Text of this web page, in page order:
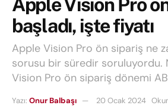
Apple Vision Pro
başladı, işte fiyatı
Apple Vision Pro ön sipariş ne
sorusu bir süredir soruluyordu.
Vision Pro ön sipariş dönemi
Yazı: Onur Balbaşı 20 Ocak 2024